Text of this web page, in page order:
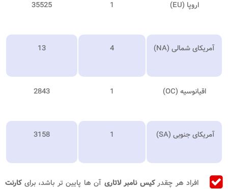
اروپا (EU
)
1
35525
آمریکای شمالی (NA
)
4
13
اقیانوسیه (OC
)
1
2843
آمریکای جنوبی (SA)
1
3158
افراد هر چقدرکیس نامبر لاتاری آن ها پایین تر باشد، برایکارنت